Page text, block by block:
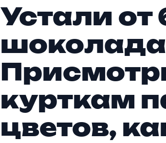
Устали от
курткам
цветов,